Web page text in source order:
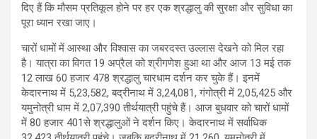
दिए हैं कि मौसम प्रतिकूल होने पर हर एक श्रद्धालु की सुरक्षा और सुविधा का
पूरा ध्यान रखा जाए।
चारों धामों में आस्था और विश्वास का जबरदस्त उल्लास देखने को मिल रहा
है। यात्रा का विगत 19 अप्रैल को श्रीगणेश हुआ था और आज 13 मई तक
12 लाख 60 हजार 478 श्रद्धालु चारधाम दर्शन कर चुके हैं। इनमें
केदारनाथ में 5,23,582, बद्रीनाथ में 3,24,081, गंगोत्री में 2,05,425 और
यमुनोत्री धाम में 2,07,390 तीर्थयात्री पहुंचे हैं। आज बुधवार को चारों धामों
में 80 हजार 401से श्रद्धालुओं ने दर्शन किए। केदारनाथ में सर्वाधिक